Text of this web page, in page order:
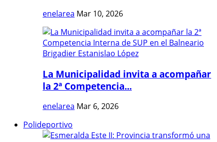
enelarea Mar 10, 2026
La Municipalidad invita a acompañar
la 2ª Competencia...
enelarea Mar 6, 2026
Polideportivo